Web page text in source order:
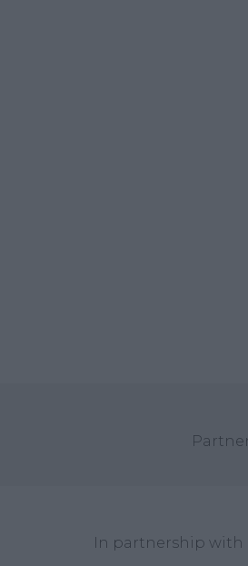
In partnership with